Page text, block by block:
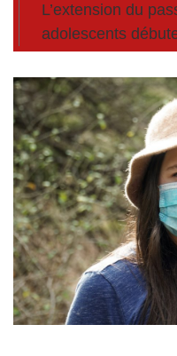
L’extension du
adolescents